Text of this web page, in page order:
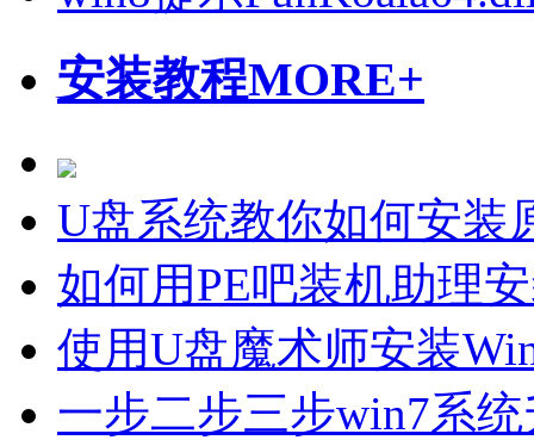
安装教程MORE+
U盘系统教你如何安装
如何用PE吧装机助理
使用U盘魔术师安装
一步二步三步win7系